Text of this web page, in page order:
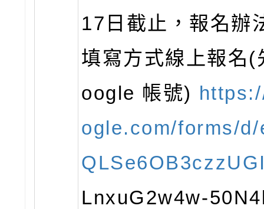
17日截止，報名辦
填寫方式線上報名(
oogle 帳號)
ogle.com/forms/
LnxuG2w4w-